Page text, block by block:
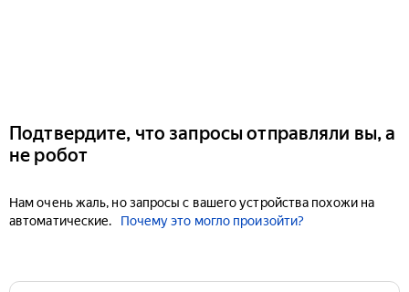
Подтвердите, что запросы отправляли вы, а
не робот
Нам очень жаль, но запросы с вашего устройства похожи на
автоматические.
Почему это могло произойти?